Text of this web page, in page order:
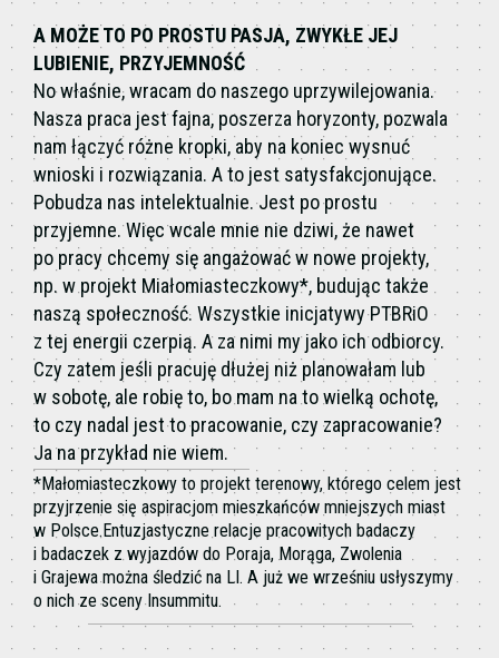
A MOŻE TO PO PROSTU PASJA, ZWYKŁE JEJ
LUBIENIE, PRZYJEMNOŚĆ
No właśnie, wracam do naszego uprzywilejowania.
Nasza praca jest fajna, poszerza horyzonty, pozwala
nam łączyć różne kropki, aby na koniec wysnuć
wnioski i rozwiązania. A to jest satysfakcjonujące.
Pobudza nas intelektualnie. Jest po prostu
przyjemne. Więc wcale mnie nie dziwi, że nawet
po pracy chcemy się angażować w nowe projekty,
np. w projekt Miałomiasteczkowy*, budując także
naszą społeczność. Wszystkie inicjatywy PTBRiO
z tej energii czerpią. A za nimi my jako ich odbiorcy.
Czy zatem jeśli pracuję dłużej niż planowałam lub
w sobotę, ale robię to, bo mam na to wielką ochotę,
to czy nadal jest to pracowanie, czy zapracowanie?
Ja na przykład nie wiem.
*Małomiasteczkowy to projekt terenowy, którego celem jest
przyjrzenie się aspiracjom mieszkańców mniejszych miast
w Polsce.Entuzjastyczne relacje pracowitych badaczy
i badaczek z wyjazdów do Poraja, Morąga, Zwolenia
i Grajewa można śledzić na LI. A już we wrześniu usłyszymy
o nich ze sceny Insummitu.